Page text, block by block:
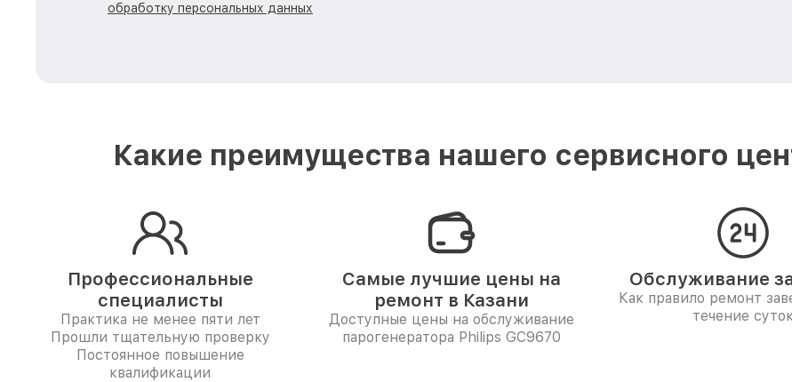
обработку персональных данных
Какие преимущества нашего сервисного
Профессиональные
специалисты
Практика не менее пяти лет
Прошли тщательную проверку
Постоянное повышение
квалификации
Самые лучшие цены на
ремонт в Казани
Доступные цены на обслуживание
парогенератора Philips GC9670
Обслуживание
Как правило ремонт
течение